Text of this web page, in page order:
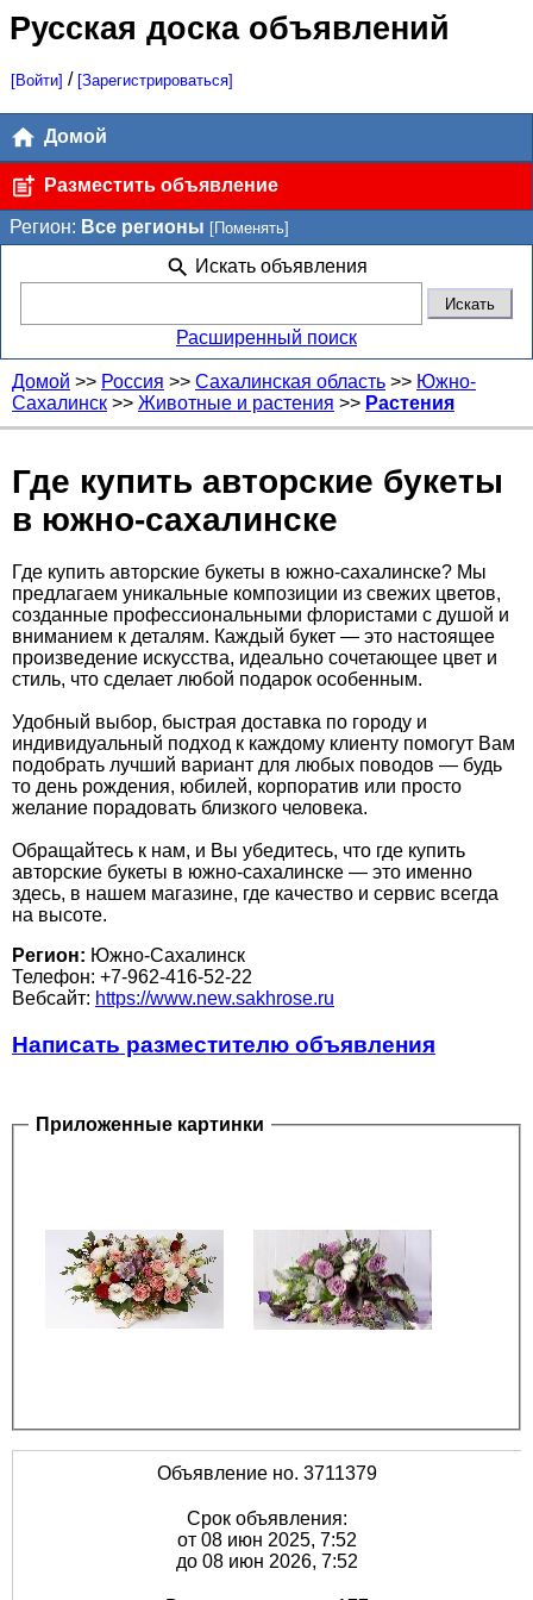
Русская доска объявлений
[Войти] / [Зарегистрироваться]
Домой
Разместить объявление
Регион: Все регионы [Поменять]
Искать объявления
Расширенный поиск
Домой >> Россия >> Сахалинская область >> Южно-
Сахалинск >> Животные и растения >> Растения
Где купить авторские букеты
в южно-сахалинске
Где купить авторские букеты в южно-сахалинске? Мы
предлагаем уникальные композиции из свежих цветов,
созданные профессиональными флористами с душой и
вниманием к деталям. Каждый букет — это настоящее
произведение искусства, идеально сочетающее цвет и
стиль, что сделает любой подарок особенным.
Удобный выбор, быстрая доставка по городу и
индивидуальный подход к каждому клиенту помогут Вам
подобрать лучший вариант для любых поводов — будь
то день рождения, юбилей, корпоратив или просто
желание порадовать близкого человека.
Обращайтесь к нам, и Вы убедитесь, что где купить
авторские букеты в южно-сахалинске — это именно
здесь, в нашем магазине, где качество и сервис всегда
на высоте.
Регион: Южно-Сахалинск
Телефон: +7-962-416-52-22
Вебсайт: https://www.new.sakhrose.ru
Написать разместителю объявления
Приложенные картинки
Объявление но. 3711379
Срок объявления:
от 08 июн 2025, 7:52
до 08 июн 2026, 7:52